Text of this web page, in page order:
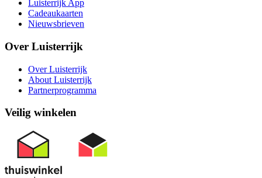
Luisterrijk App
Cadeaukaarten
Nieuwsbrieven
Over Luisterrijk
Over Luisterrijk
About Luisterrijk
Partnerprogramma
Veilig winkelen